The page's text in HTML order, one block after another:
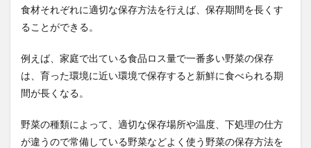
食材それぞれに適切な保存方法を行えば、保存期間を長くす
ることができる。
例えば、家庭で出ている食品ロス量で一番多い野菜の保存
は、育った環境に近い環境で保存すると新鮮に食べられる期
間が長くなる。
野菜の種類によって、適切な保存場所や温度、下処理の仕方
が違うので常備している野菜などよく使う野菜の保存方法を